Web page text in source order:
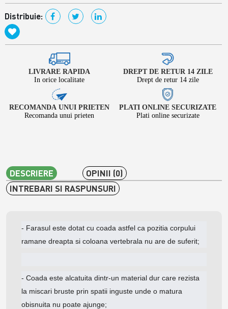
Distribuie:
LIVRARE RAPIDA
In orice localitate
DREPT DE RETUR 14 ZILE
Drept de retur 14 zile
RECOMANDA UNUI PRIETEN
Recomanda unui prieten
PLATI ONLINE SECURIZATE
Plati online securizate
DESCRIERE
OPINII (0)
INTREBARI SI RASPUNSURI
- Farasul este dotat cu coada astfel ca pozitia corpului
ramane dreapta si coloana vertebrala nu are de suferit;
- Coada este alcatuita dintr-un material dur care rezista
la miscari bruste prin spatii inguste unde o matura
obisnuita nu poate ajunge;